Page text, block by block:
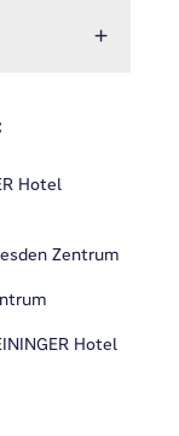
Hotel
Zentrum
Hotel